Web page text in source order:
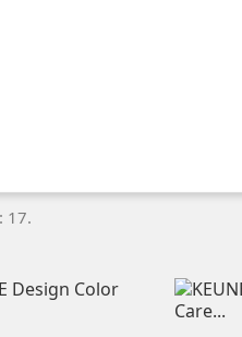
17.